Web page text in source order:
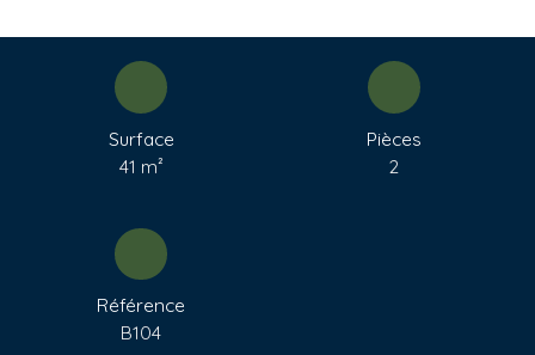
Surface
41 m²
Pièces
2
Référence
B104